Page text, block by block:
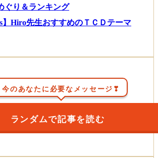
ぐり＆ランキング
】Hiro先生おすすめのＴＣＤテーマ
今のあなたに必要なメッセージ❣
ランダムで記事を読む